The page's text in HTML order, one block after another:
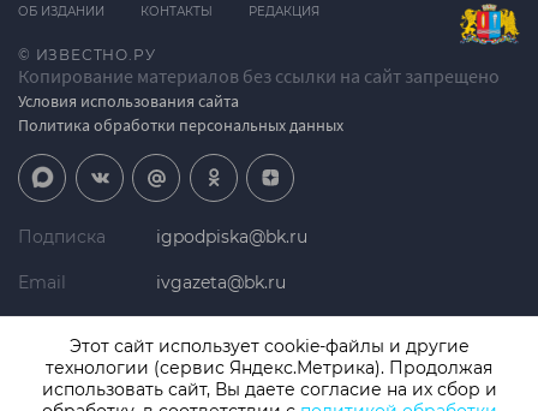
© ИЗВЕСТНО.РУ
Копирование материалов без ссылки на сайт запрещено
Условия использования сайта
Политика обработки персональных данных
ОБ ИЗДАНИИ КОНТАКТЫ РЕДАКЦИЯ
Подписка igpodpiska@bk.ru
Email ivgazeta@bk.ru
Телефон +7 (4932) 41-94-81
Этот сайт использует cookie-файлы и другие
технологии (сервис Яндекс.Метрика). Продолжая
использовать сайт, Вы даете согласие на их сбор и